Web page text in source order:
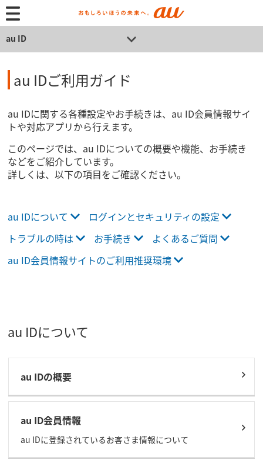
au ID
au IDご利用ガイド
au IDに関する各種設定やお手続きは、au ID会員情報サイ
トや対応アプリから行えます。
このページでは、au IDについての概要や機能、お手続き
などをご紹介しています。
詳しくは、以下の項目をご確認ください。
au IDについて
ログインとセキュリティの設定
トラブルの時は
お手続き
よくあるご質問
au ID会員情報サイトのご利用推奨環境
au IDについて
au IDの概要
au ID会員情報
au IDに登録されているお客さま情報について